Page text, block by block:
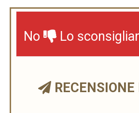
No Lo
RECENSIONE